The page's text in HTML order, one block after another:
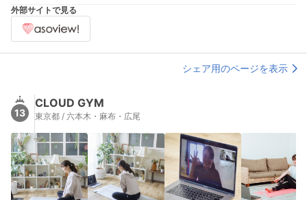
外部サイトで見る
シェア用のページを表示
13
CLOUD GYM
東京都 / 六本木・麻布・広尾